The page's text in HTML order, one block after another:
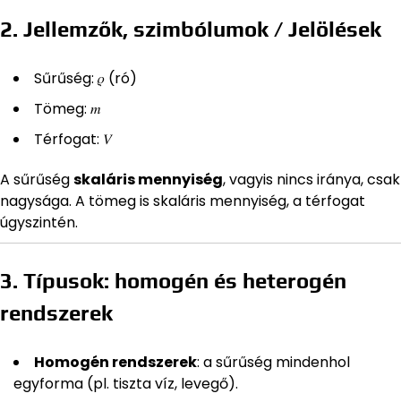
2. Jellemzők, szimbólumok / Jelölések
Sűrűség: 𝜌 (ró)
Tömeg: 𝑚
Térfogat: 𝑉
A sűrűségskaláris mennyiség, vagyis nincs iránya, csak
nagysága. A tömeg is skaláris mennyiség, a térfogat
úgyszintén.
3. Típusok: homogén és heterogén
rendszerek
Homogén rendszerek: a sűrűség mindenhol
egyforma (pl. tiszta víz, levegő).